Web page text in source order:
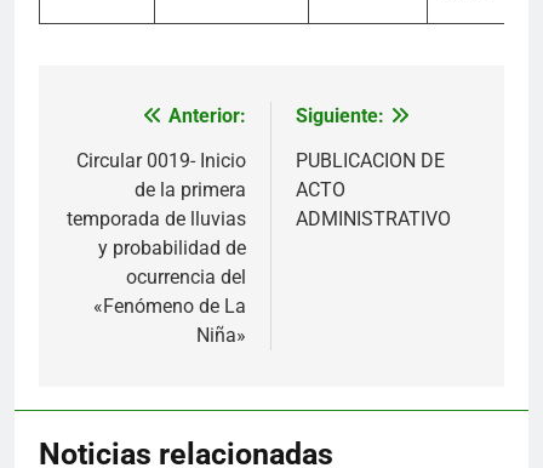
Navegación
de
entradas
Anterior:
Circular 0019- Inicio
de la primera
temporada de lluvias
y probabilidad de
ocurrencia del
«Fenómeno de La
Niña»
Siguiente:
PUBLICACION DE
ACTO
ADMINISTRATIVO
Noticias relacionadas